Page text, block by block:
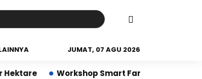
JUMAT, 07 AGU 2026
Workshop Smart Farming di Sidrap Bantu